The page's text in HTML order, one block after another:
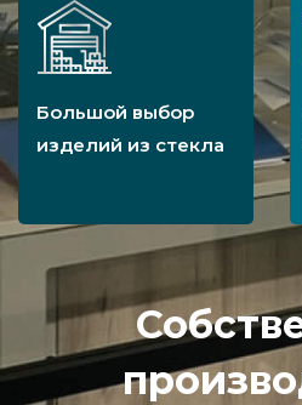
Большой выбор
изделий из стекла